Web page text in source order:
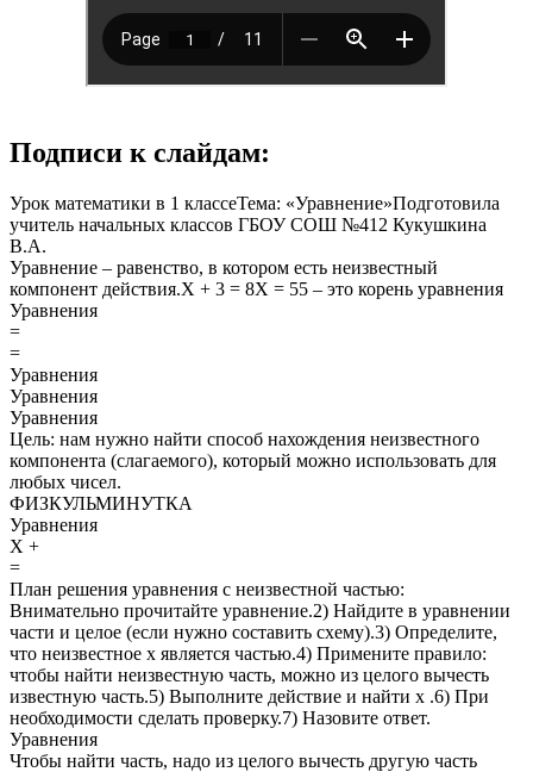
Подписи к слайдам:
Урок математики в 1 классеТема: «Уравнение»Подготовила
учитель начальных классов ГБОУ СОШ №412 Кукушкина
В.А.
Уравнение – равенство, в котором есть неизвестный
компонент действия.Х + 3 = 8Х = 55 – это корень уравнения
Уравнения
=
=
Уравнения
Уравнения
Уравнения
Цель: нам нужно найти способ нахождения неизвестного
компонента (слагаемого), который можно использовать для
любых чисел.
ФИЗКУЛЬМИНУТКА
Уравнения
Х +
=
План решения уравнения с неизвестной частью:
Внимательно прочитайте уравнение.2) Найдите в уравнении
части и целое (если нужно составить схему).3) Определите,
что неизвестное х является частью.4) Примените правило:
чтобы найти неизвестную часть, можно из целого вычесть
известную часть.5) Выполните действие и найти х .6) При
необходимости сделать проверку.7) Назовите ответ.
Уравнения
Чтобы найти часть, надо из целого вычесть другую часть